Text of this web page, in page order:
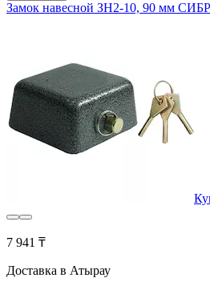
Замок навесной ЗН2-10, 90 мм
7 941 ₸
Доставка в Атырау